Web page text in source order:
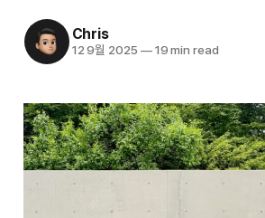
Chris
12 9월 2025 —19 min read